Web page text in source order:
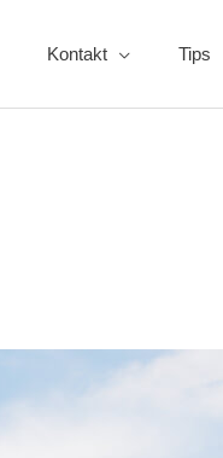
Kontakt Tips